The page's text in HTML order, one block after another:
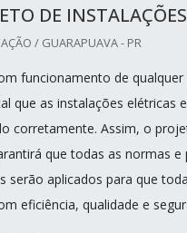
DE
/ GUARAPUAVA - PR
funcionamento de qualquer
que as instalações elétricas
corretamente. Assim, o
que todas as normas e
serão aplicados para que
eficiência, qualidade e